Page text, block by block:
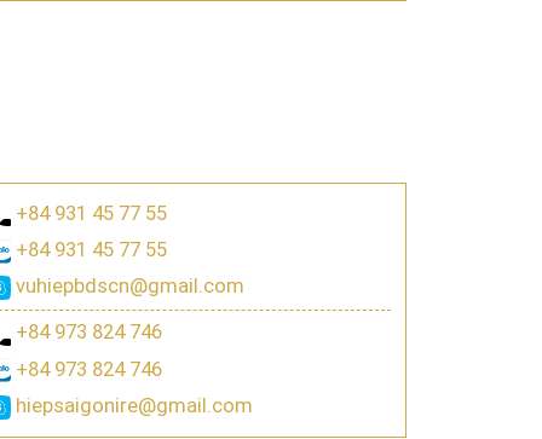
+84 931 45 77 55
+84 931 45 77 55
vuhiepbdscn@gmail.com
+84 973 824 746
+84 973 824 746
hiepsaigonire@gmail.com